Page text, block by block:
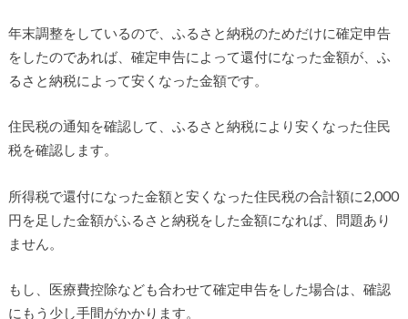
年末調整をしているので、ふるさと納税のためだけに確定申告
をしたのであれば、確定申告によって還付になった金額が、ふ
るさと納税によって安くなった金額です。
住民税の通知を確認して、ふるさと納税により安くなった住民
税を確認します。
所得税で還付になった金額と安くなった住民税の合計額に2,000
円を足した金額がふるさと納税をした金額になれば、問題あり
ません。
もし、医療費控除なども合わせて確定申告をした場合は、確認
にもう少し手間がかかります。